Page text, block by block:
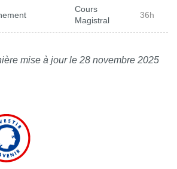
Cours
Magistral
36h
mise à jour le 28 novembre 2025